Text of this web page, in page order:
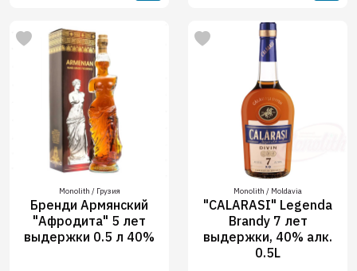
Monolith / Грузия
Бренди Армянский
"Афродита" 5 лет
выдержки 0.5 л 40%
Monolith / Moldavia
"CALARASI" Legenda
Brandy 7 лет
выдержки, 40% алк.
0.5L